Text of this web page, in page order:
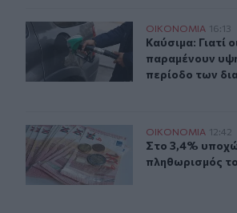
Καύσιμα: Γιατί οι τιμέςΟΙΚΟΝΟΜΙΑ 16:13
Καύσιμα:
Καύσιμα: Γιατί
παραμένουν
περίοδο των
Στο 3,4% υποχώρησε οΟΙΚΟΝΟΜΙΑ 12:42
Στο 3,4%
Στο 3,4%
πληθωρισμός